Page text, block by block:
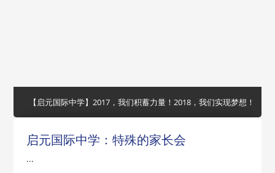
【启元国际中学】2017，我们积蓄力量！2018，我们实现梦想！
启元国际中学：特殊的家长会
...